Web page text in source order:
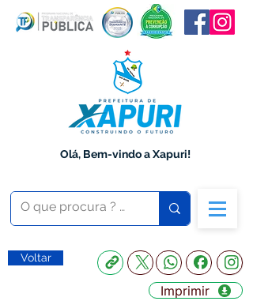
Olá, Bem-vindo a Xapuri!
Voltar
Imprimir